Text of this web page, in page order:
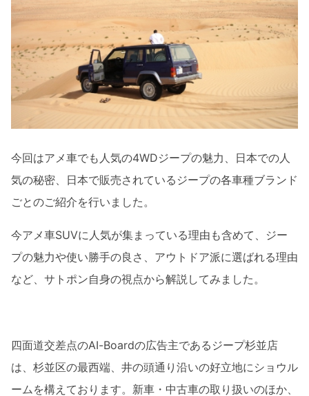
今回はアメ車でも人気の4WDジープの魅力、日本での人
気の秘密、日本で販売されているジープの各車種ブランド
ごとのご紹介を行いました。
今アメ車SUVに人気が集まっている理由も含めて、ジー
プの魅力や使い勝手の良さ、アウトドア派に選ばれる理由
など、サトポン自身の視点から解説してみました。
四面道交差点のAI-Boardの広告主であるジープ杉並店
は、杉並区の最西端、井の頭通り沿いの好立地にショウル
ームを構えております。新車・中古車の取り扱いのほか、